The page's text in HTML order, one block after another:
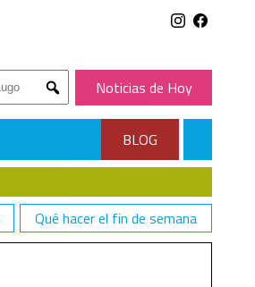
Submit
Noticias de Hoy
BLOG
Qué hacer el fin de semana